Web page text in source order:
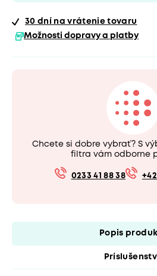
30 dní na vrátenie tovaru
Možnosti dopravy a platby
Chcete si dobre vybrať? S
filtra vám odborne
0233 41 88 38
Popis